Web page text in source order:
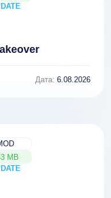
Дата: 6.08.2026
MB